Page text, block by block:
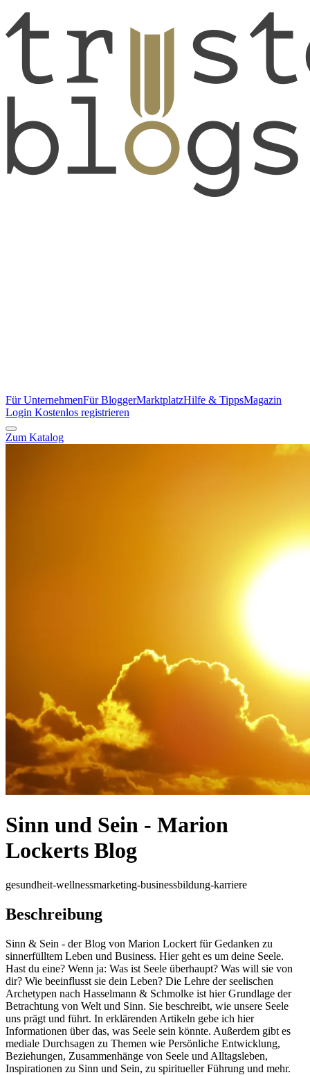
Für UnternehmenFür BloggerMarktplatzHilfe & TippsMagazin
Login Kostenlos registrieren
Zum Katalog
Sinn und Sein - Marion
Lockerts Blog
gesundheit-wellnessmarketing-businessbildung-karriere
Beschreibung
Sinn & Sein - der Blog von Marion Lockert für Gedanken zu
sinnerfülltem Leben und Business. Hier geht es um deine Seele.
Hast du eine? Wenn ja: Was ist Seele überhaupt? Was will sie von
dir? Wie beeinflusst sie dein Leben? Die Lehre der seelischen
Archetypen nach Hasselmann & Schmolke ist hier Grundlage der
Betrachtung von Welt und Sinn. Sie beschreibt, wie unsere Seele
uns prägt und führt. In erklärenden Artikeln gebe ich hier
Informationen über das, was Seele sein könnte. Außerdem gibt es
mediale Durchsagen zu Themen wie Persönliche Entwicklung,
Beziehungen, Zusammenhänge von Seele und Alltagsleben,
Inspirationen zu Sinn und Sein, zu spiritueller Führung und mehr.